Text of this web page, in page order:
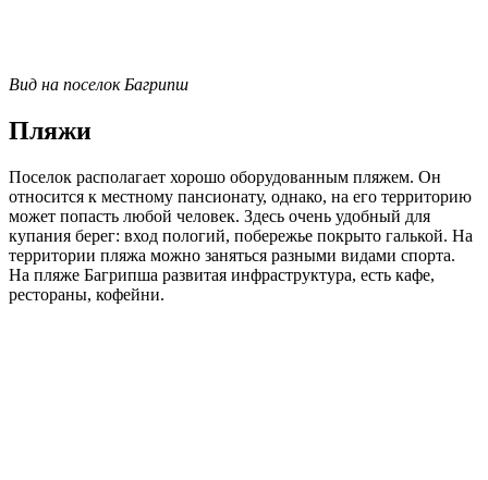
Вид на поселок Багрипш
Пляжи
Поселок располагает хорошо оборудованным пляжем. Он
относится к местному пансионату, однако, на его территорию
может попасть любой человек. Здесь очень удобный для
купания берег: вход пологий, побережье покрыто галькой. На
территории пляжа можно заняться разными видами спорта.
На пляже Багрипша развитая инфраструктура, есть кафе,
рестораны, кофейни.